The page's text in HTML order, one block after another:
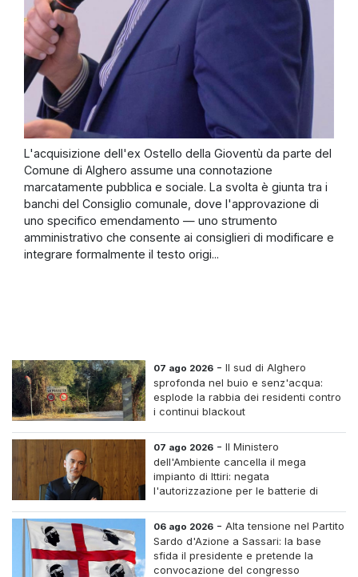
L'acquisizione dell'ex Ostello della Gioventù da parte del
Comune di Alghero assume una connotazione
marcatamente pubblica e sociale. La svolta è giunta tra i
banchi del Consiglio comunale, dove l'approvazione di
uno specifico emendamento — uno strumento
amministrativo che consente ai consiglieri di modificare e
integrare formalmente il testo origi...
07 ago 2026 -Il sud di Alghero
sprofonda nel buio e senz'acqua:
esplode la rabbia dei residenti contro
i continui blackout
07 ago 2026 -Il Ministero
dell'Ambiente cancella il mega
impianto di Ittiri: negata
l'autorizzazione per le batterie di
06 ago 2026 -Alta tensione nel Partito
Sardo d'Azione a Sassari: la base
sfida il presidente e pretende la
convocazione del congresso